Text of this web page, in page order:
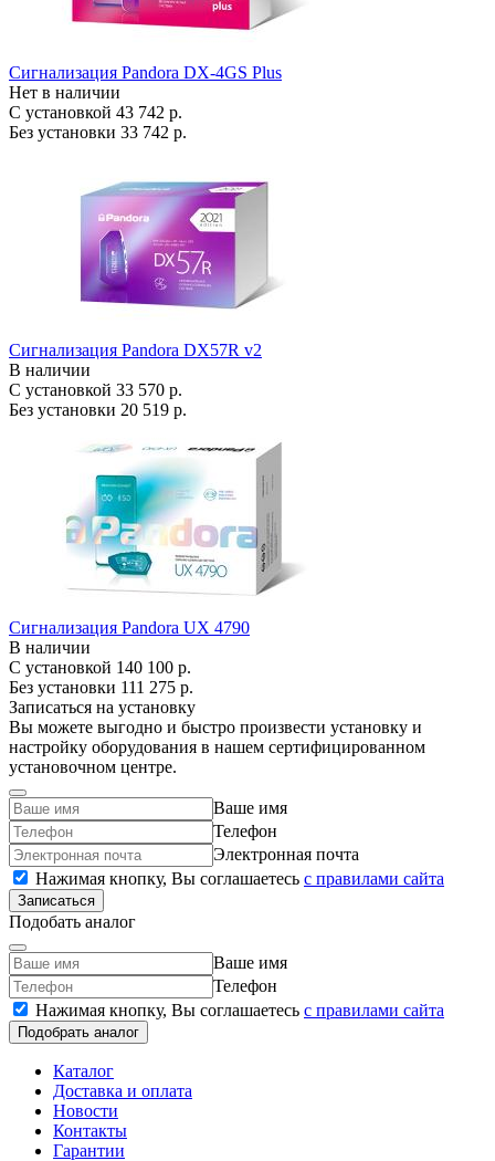
Сигнализация Pandora DX-4GS Plus
Нет в наличии
С установкой 43 742 р.
Без установки 33 742 р.
Сигнализация Pandora DX57R v2
В наличии
С установкой 33 570 р.
Без установки 20 519 р.
Сигнализация Pandora UX 4790
В наличии
С установкой 140 100 р.
Без установки 111 275 р.
Записаться на установку
Вы можете выгодно и быстро произвести установку и
настройку оборудования в нашем сертифицированном
установочном центре.
Ваше имя
Телефон
Электронная почта
Нажимая кнопку, Вы соглашаетесь c правилами сайта
Записаться
Подобать аналог
Ваше имя
Телефон
Нажимая кнопку, Вы соглашаетесь c правилами сайта
Подобрать аналог
Каталог
Доставка и оплата
Новости
Контакты
Гарантии